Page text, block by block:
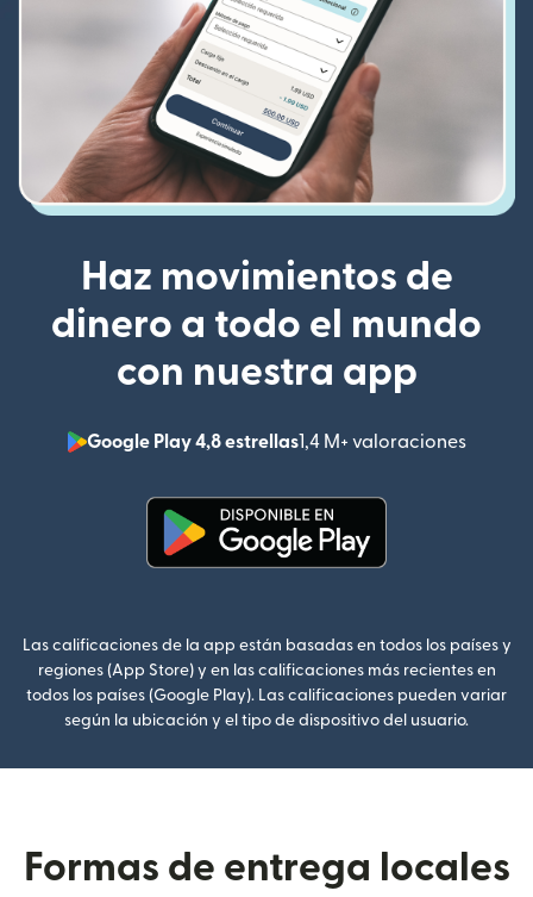
Haz movimientos de
dinero a todo el mundo
con nuestra app
Google Play 4,8 estrellas1,4 M+ valoraciones
(se
Las calificaciones de la app están basadas en todos los países y
regiones (App Store) y en las calificaciones más recientes en
todos los países (Google Play). Las calificaciones pueden variar
según la ubicación y el tipo de dispositivo del usuario.
Formas de entrega locales